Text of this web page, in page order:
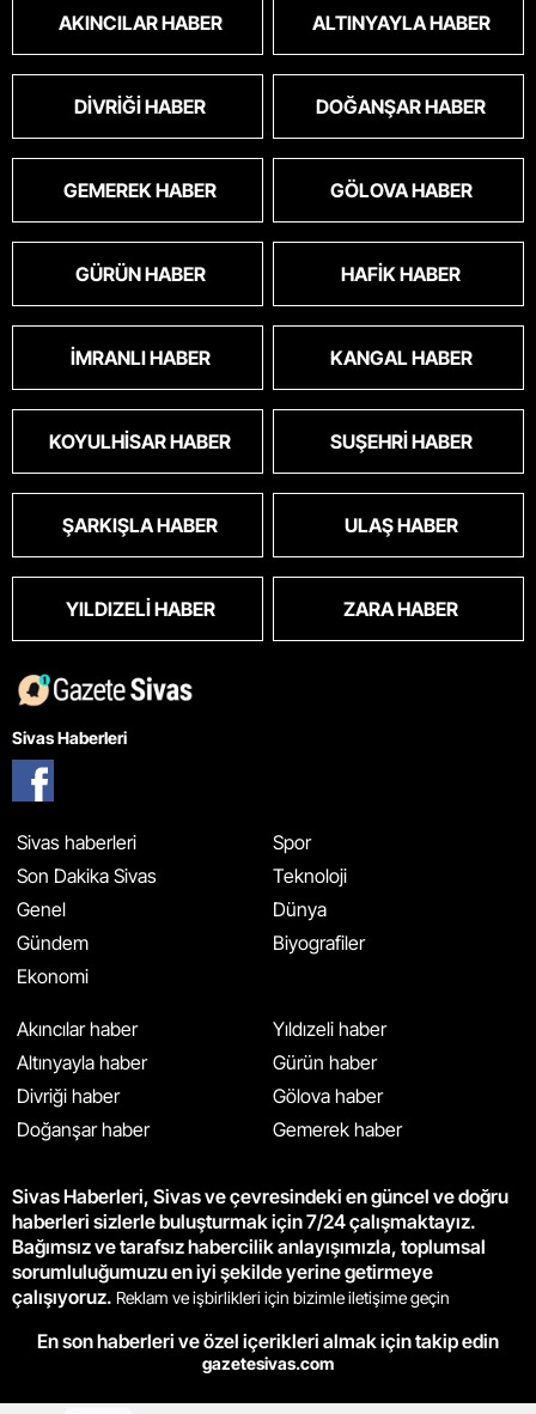
AKINCILAR HABER ALTINYAYLA HABER
DIVRIĞI HABER DOĞANŞAR HABER
GEMEREK HABER GÖLOVA HABER
GÜRÜN HABER HAFIK HABER
İMRANLI HABER KANGAL HABER
KOYULHISAR HABER SUŞEHRI HABER
ŞARKIŞLA HABER ULAŞ HABER
YILDIZELI HABER ZARA HABER
Sivas Haberleri
Sivas haberleri
Son Dakika Sivas
Genel
Gündem
Ekonomi
Spor
Teknoloji
Dünya
Biyografiler
Akıncılar haber
Altınyayla haber
Divriği haber
Doğanşar haber
Yıldızeli haber
Gürün haber
Gölova haber
Gemerek haber
Sivas Haberleri, Sivas ve çevresindeki en güncel ve doğru
haberleri sizlerle buluşturmak için 7/24 çalışmaktayız.
Bağımsız ve tarafsız habercilik anlayışımızla, toplumsal
sorumluluğumuzu en iyi şekilde yerine getirmeye
çalışıyoruz. Reklam ve işbirlikleri için bizimle iletişime geçin
En son haberleri ve özel içerikleri almak için takip edin
gazetesivas.com